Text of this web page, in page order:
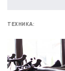
ТЕХНИКА: